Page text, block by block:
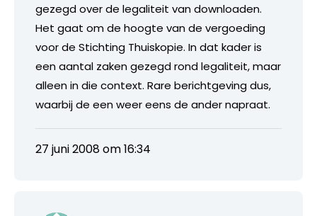
gezegd over de legaliteit van downloaden.
Het gaat om de hoogte van de vergoeding
voor de Stichting Thuiskopie. In dat kader is
een aantal zaken gezegd rond legaliteit, maar
alleen in die context. Rare berichtgeving dus,
waarbij de een weer eens de ander napraat.
27 juni 2008 om 16:34